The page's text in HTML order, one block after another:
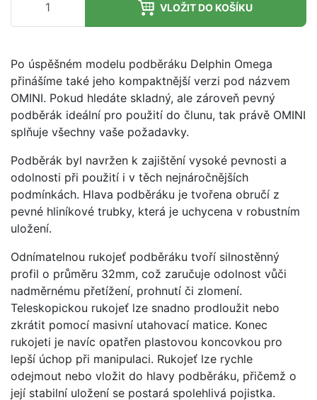
VLOŽIT DO KOŠÍKU
Po úspěšném modelu podběráku Delphin Omega
přinášíme také jeho kompaktnější verzi pod názvem
OMINI. Pokud hledáte skladný, ale zároveň pevný
podběrák ideální pro použití do člunu, tak právě OMINI
splňuje všechny vaše požadavky.
Podběrák byl navržen k zajištění vysoké pevnosti a
odolnosti při použití i v těch nejnáročnějších
podmínkách. Hlava podběráku je tvořena obručí z
pevné hliníkové trubky, která je uchycena v robustním
uložení.
Odnímatelnou rukojeť podběráku tvoří silnostěnný
profil o průměru 32mm, což zaručuje odolnost vůči
nadměrnému přetížení, prohnutí či zlomení.
Teleskopickou rukojeť lze snadno prodloužit nebo
zkrátit pomocí masivní utahovací matice. Konec
rukojeti je navíc opatřen plastovou koncovkou pro
lepší úchop při manipulaci. Rukojeť lze rychle
odejmout nebo vložit do hlavy podběráku, přičemž o
její stabilní uložení se postará spolehlivá pojistka.